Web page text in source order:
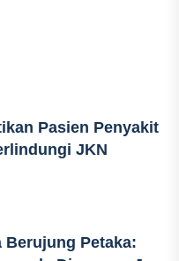
Pasien Penyakit
JKN
Berujung Petaka: